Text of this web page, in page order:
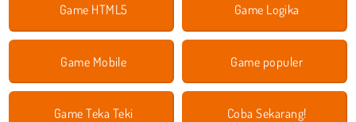
Game HTML5 Game Logika
Game Mobile Game populer
Game Teka Teki Coba Sekarang!